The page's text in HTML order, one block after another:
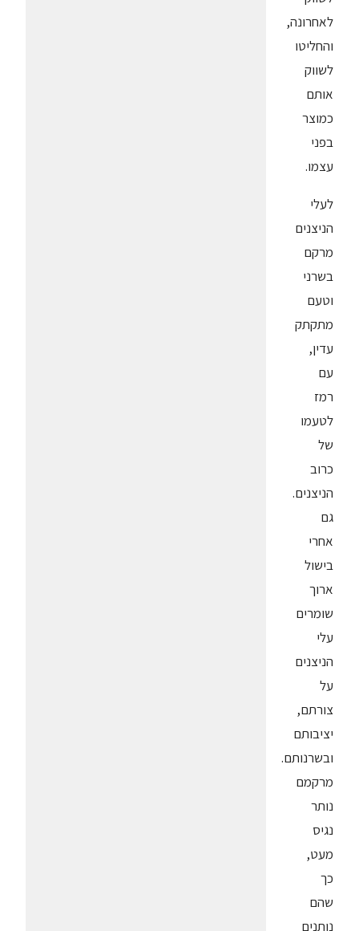
לאחרונה,
והחליטו
לשווק
אותם
כמוצר
בפני
עצמו.
לעלי
הניצנים
מרקם
בשרני
וטעם
מתקתק
עדין,
עם
רמז
לטעמו
של
כרוב
הניצנים.
גם
אחרי
בישול
ארוך
שומרים
עלי
הניצנים
על
צורתם,
יציבותם
ובשרנותם.
מרקמם
נותר
נגיס
מעט,
כך
שהם
נותנים